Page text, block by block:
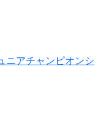
ニアチャンピオンシ